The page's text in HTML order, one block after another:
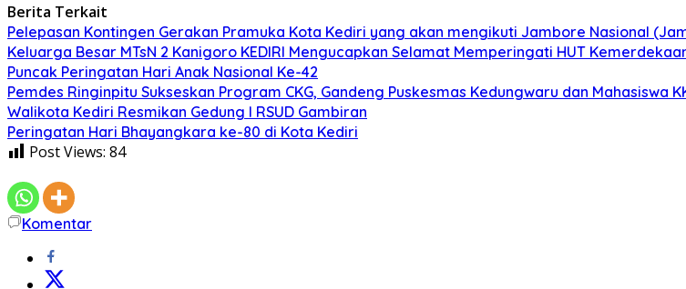
Berita Terkait
Pelepasan Kontingen Gerakan Pramuka Kota Kediri yang akan mengikuti Jambore Nasional
Keluarga Besar MTsN 2 Kanigoro KEDIRI Mengucapkan Selamat Memperingati HUT
Puncak Peringatan Hari Anak Nasional Ke-42
Pemdes Ringinpitu Sukseskan Program CKG, Gandeng Puskesmas Kedungwaru dan Mahasiswa
Walikota Kediri Resmikan Gedung I RSUD Gambiran
Peringatan Hari Bhayangkara ke-80 di Kota Kediri
Post Views: 84
Komentar